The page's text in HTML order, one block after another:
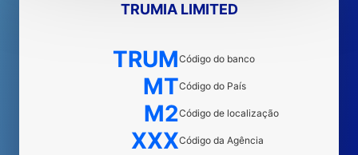
TRUMIA LIMITED
TRUMCódigo do banco
MTCódigo do País
M2Código de localização
XXXCódigo da Agência